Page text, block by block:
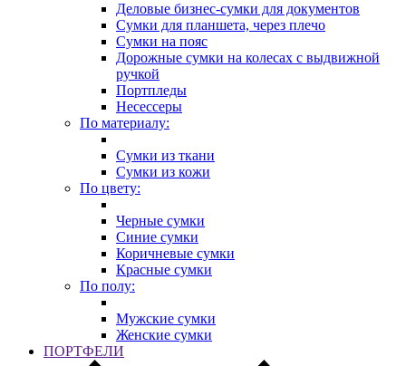
Деловые бизнес-сумки для документов
Сумки для планшета, через плечо
Сумки на пояс
Дорожные сумки на колесах с выдвижной
ручкой
Портпледы
Несессеры
По материалу:
Сумки из ткани
Сумки из кожи
По цвету:
Черные сумки
Синие сумки
Коричневые сумки
Красные сумки
По полу:
Мужские сумки
Женские сумки
ПОРТФЕЛИ